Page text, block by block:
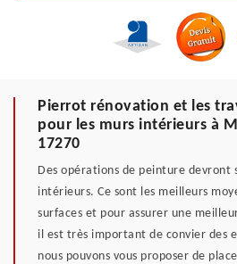
Pierrot rénovation et les
pour les murs intérieurs à
17270
Des opérations de peinture devront
intérieurs. Ce sont les meilleurs
surfaces et pour assurer une
il est très important de convier des
nous pouvons vous proposer de